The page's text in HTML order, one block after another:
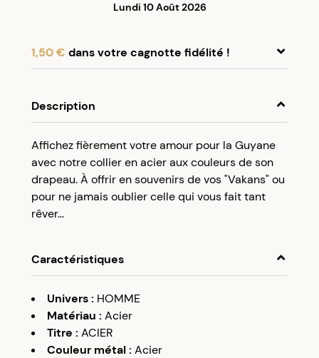
Lundi 10 Août 2026
1,50 € dans votre cagnotte fidélité !
compte client et cumulez 5% de vos achats dans
votre cagnotte fidélité sans minimum d’achat.
Utilisez votre cagnotte de fidélité dès votre
prochaine commande à partir de 50€ d’achats.
Description
Affichez fièrement votre amour pour la Guyane
avec notre collier en acier aux couleurs de son
drapeau. À offrir en souvenirs de vos "Vakans" ou
pour ne jamais oublier celle qui vous fait tant
rêver…
Caractéristiques
Univers: HOMME
Matériau : Acier
Titre : ACIER
Couleur métal: Acier